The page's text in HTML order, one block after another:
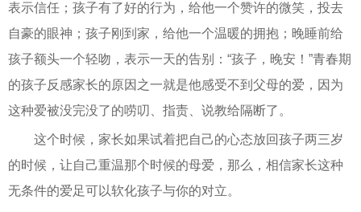
表示信任；孩子有了好的行为，给他一个赞许的微笑，投去
自豪的眼神；孩子刚到家，给他一个温暖的拥抱；晚睡前给
孩子额头一个轻吻，表示一天的告别：“孩子，晚安！”青春期
的孩子反感家长的原因之一就是他感受不到父母的爱，因为
这种爱被没完没了的唠叨、指责、说教给隔断了。
这个时候，家长如果试着把自己的心态放回孩子两三岁
的时候，让自己重温那个时候的母爱，那么，相信家长这种
无条件的爱足可以软化孩子与你的对立。